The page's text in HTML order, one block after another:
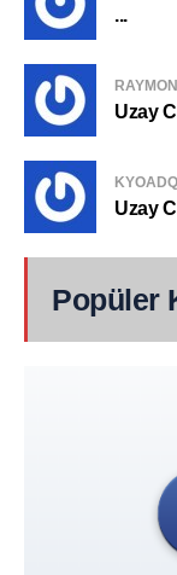
...
Uzay
Uzay
Popüler